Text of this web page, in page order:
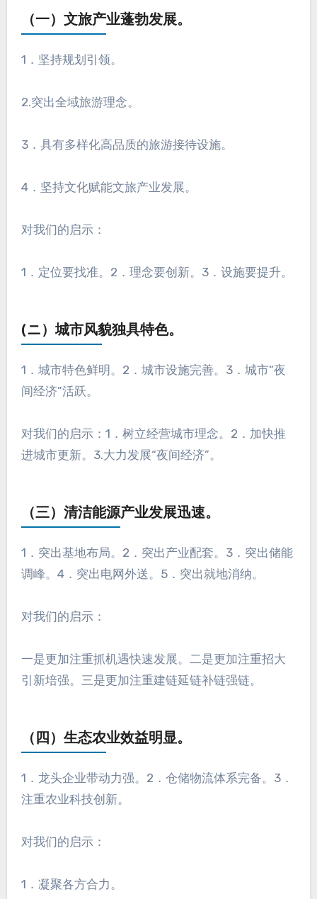
（一）文旅产业蓬勃发展。
1．坚持规划引领。
2.突出全域旅游理念。
3．具有多样化高品质的旅游接待设施。
4．坚持文化赋能文旅产业发展。
对我们的启示：
1．定位要找准。2．理念要创新。3．设施要提升。
(ニ）城市风貌独具特色。
1．城市特色鲜明。2．城市设施完善。3．城市“夜
间经济”活跃。
对我们的启示：1．树立经营城市理念。2．加快推
进城市更新。3.大力发展“夜间经济”。
（三）清洁能源产业发展迅速。
1．突出基地布局。2．突出产业配套。3．突出储能
调峰。4．突出电网外送。5．突出就地消纳。
对我们的启示：
一是更加注重抓机遇快速发展。二是更加注重招大
引新培强。三是更加注重建链延链补链强链。
（四）生态农业效益明显。
1．龙头企业带动力强。2．仓储物流体系完备。3．
注重农业科技创新。
对我们的启示：
1．凝聚各方合力。